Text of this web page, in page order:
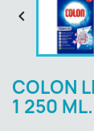

COLON
1 250 ML.